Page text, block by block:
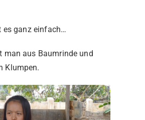
es ganz einfach…
man aus Baumrinde und
Klumpen.